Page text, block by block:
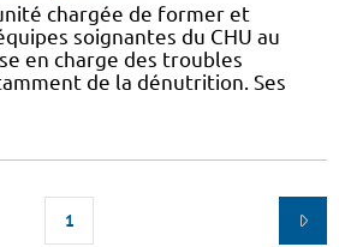
chargée de former et
soignantes du CHU au
en charge des troubles
de la dénutrition. Ses
1